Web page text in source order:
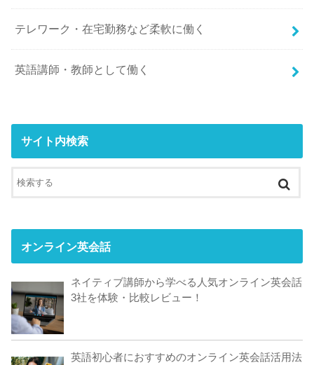
テレワーク・在宅勤務など柔軟に働く
英語講師・教師として働く
サイト内検索
オンライン英会話
ネイティブ講師から学べる人気オンライン英会話
3社を体験・比較レビュー！
英語初心者におすすめのオンライン英会話活用法